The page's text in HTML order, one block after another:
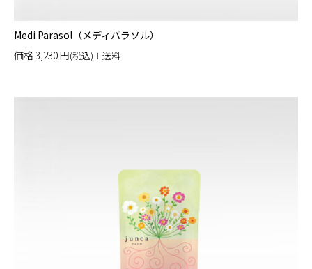
Medi Parasol（メディパラソル）
価格3,230円(税込)＋送料